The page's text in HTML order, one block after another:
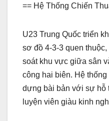
== Hệ Thống Chiến
U23 Trung Quốc triển
sơ đồ 4-3-3 quen
soát khu vực giữa sân
công hai biên. Hệ
dựng bài bản với sự hỗ
luyện viên giàu kinh